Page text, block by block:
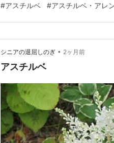
#アスチルベ #アスチルベ・アレ
シニアの退屈しのぎ • 2ヶ月前
アスチルベ